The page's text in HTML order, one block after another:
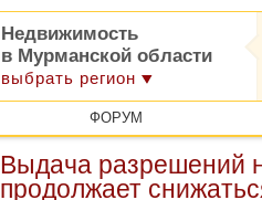
Недвижимость
в Мурманской области
выбрать регион
ФОРУМ
Выдача разрешений
продолжает